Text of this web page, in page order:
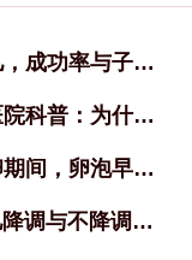
与子宫内膜挂钩！
冻多年解冻后仍可使用？
排的原因及应对方法
调各自的优势分析